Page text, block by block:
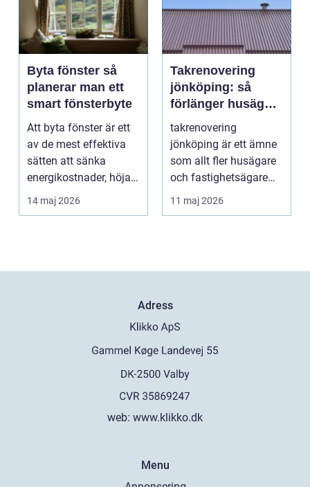
Byta fönster så
planerar man ett
smart fönsterbyte
Att byta fönster är ett
av de mest effektiva
sätten att sänka
energikostnader, höja
komforten och ge...
14 maj 2026
Takrenovering
jönköping: så
förlänger husägare
livslängden på
sina tak
takrenovering
jönköping är ett ämne
som allt fler husägare
och fastighetsägare
intresserar sig för n...
11 maj 2026
Adress
web: www.klikko.dk
Menu